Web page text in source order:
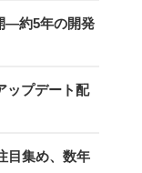
―約5年の開発
ップデート配
目集め、数年